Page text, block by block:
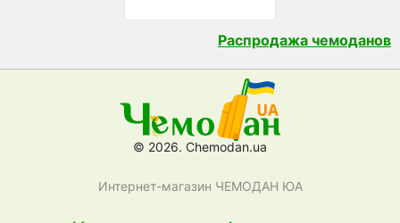
Распродажа чемоданов
© 2026. Chemodan.ua
Интернет-магазин ЧЕМОДАН ЮА